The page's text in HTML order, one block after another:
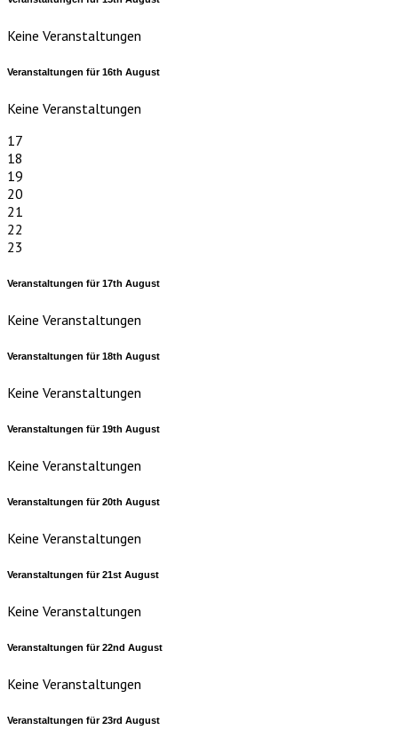
Keine Veranstaltungen
Veranstaltungen für16th August
Keine Veranstaltungen
17
18
19
20
21
22
23
Veranstaltungen für17th August
Keine Veranstaltungen
Veranstaltungen für18th August
Keine Veranstaltungen
Veranstaltungen für19th August
Keine Veranstaltungen
Veranstaltungen für20th August
Keine Veranstaltungen
Veranstaltungen für21st August
Keine Veranstaltungen
Veranstaltungen für22nd August
Keine Veranstaltungen
Veranstaltungen für23rd August